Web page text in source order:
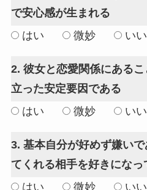
で安心感が生まれる
はい
微妙 いい
2. 彼女と恋愛関係にある
立った安定要因である
はい
微妙 いい
3. 基本自分が好めず嫌い
てくれる相手を好きになっ
はい
微妙 いい